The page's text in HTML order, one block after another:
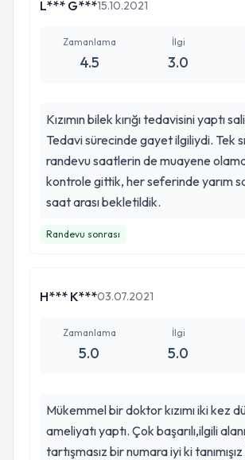
Maragoz'a ulaştık. İstanbul'a geldik
de sanki yeni bir yola başlıyormuşuz
süreci devam ediyor içimiz rahat
düzeldiğini gördükçe onların
kötü anılar siliniyor. Bebeklerinizin
geleceği için emin ellere onları
Tekrar tekrar çok teşekkür ederiz.
Fatma hanıma ilgisinden dolayı ayrıca
L*** G***15.10.2021
Zamanlama
4.5
İlgi
3.0
Kızımın bilek kırığı tedavisini yaptı
Tedavi sürecinde gayet ilgiliydi. Tek
randevu saatlerin de muayene
kontrole gittik, her seferinde yarım
saat arası bekletildik.
Randevu sonrası
H*** K***03.07.2021
Zamanlama
5.0
İlgi
5.0
Mükemmel bir doktor kızımı iki kez
ameliyatı yaptı. Çok başarılı,ilgili
tartışmasız bir numara iyi ki tanımışız